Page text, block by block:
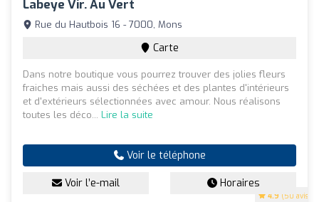
Labeye Vir. Au Vert
4.9 (50 avis)
Rue du Hautbois 16 - 7000, Mons
Carte
Dans notre boutique vous pourrez trouver des jolies fleurs
fraiches mais aussi des séchées et des plantes d'intérieurs
et d'extérieurs sélectionnées avec amour. Nous réalisons
toutes les déco... Lire la suite
Voir le téléphone
Voir l’e-mail Horaires